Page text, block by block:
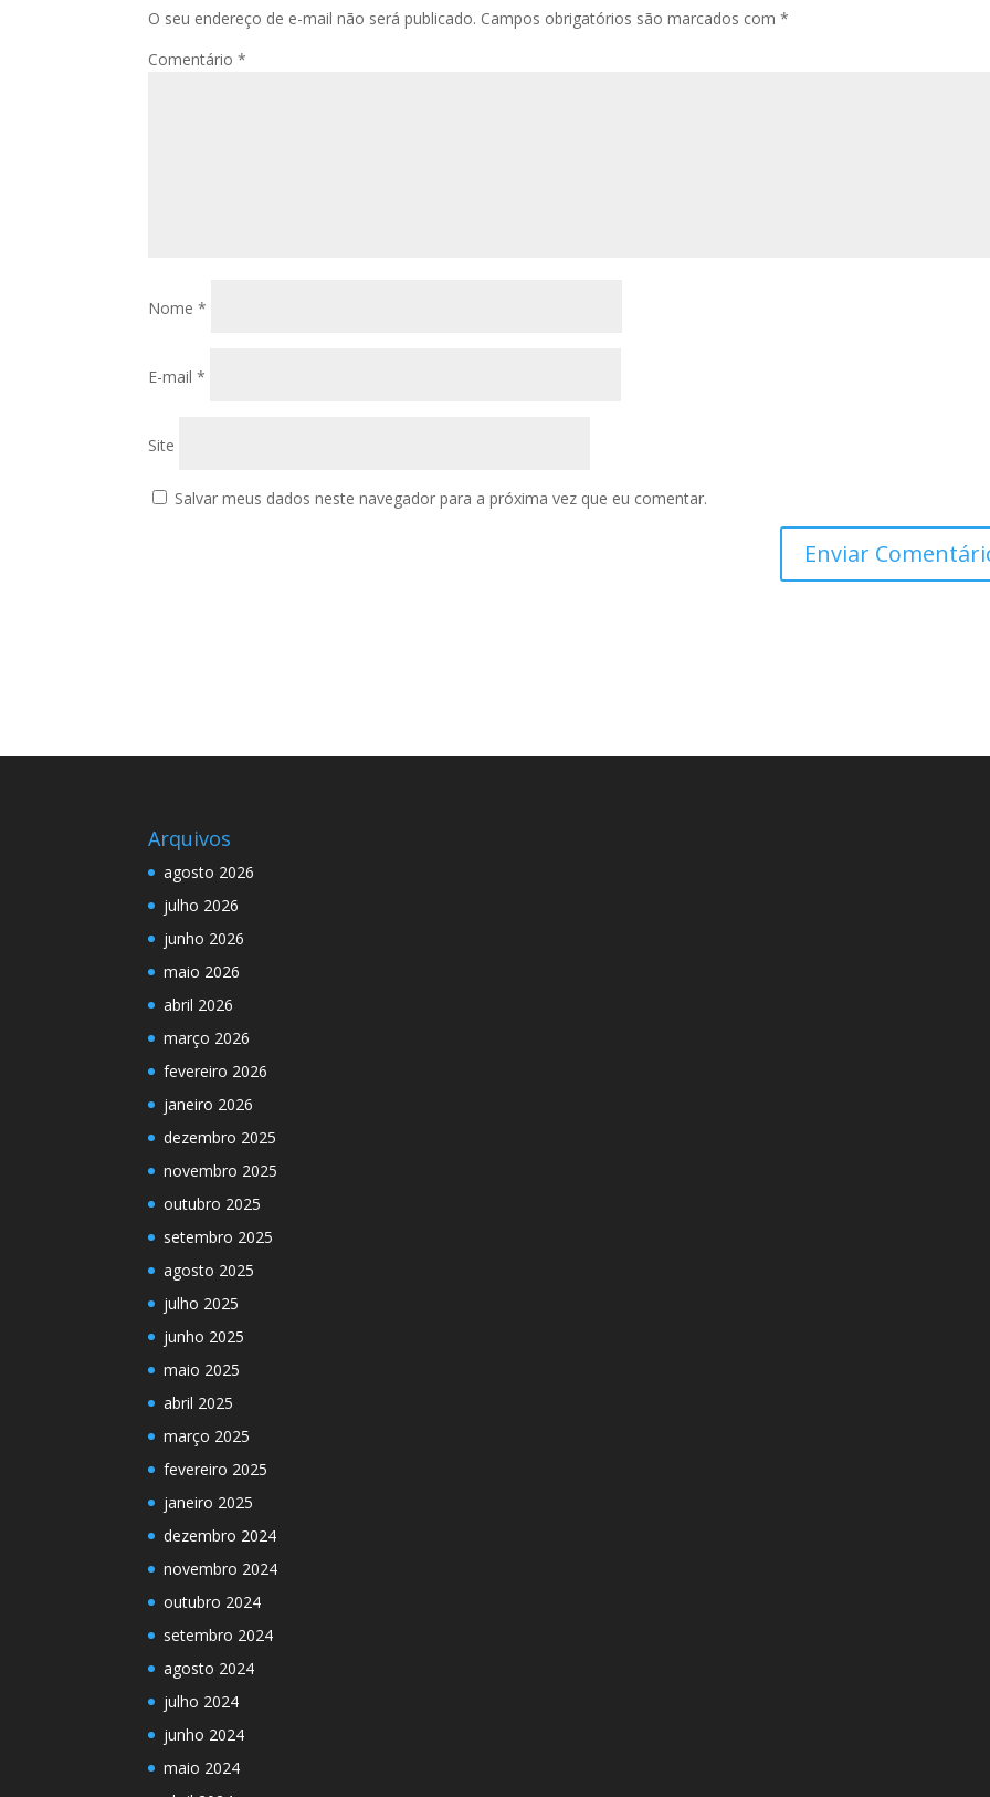
O seu endereço de e-mail não será publicado. Campos obrigatórios são marcados com*
Comentário*
Nome*
E-mail*
Site
Salvar meus dados neste navegador para a próxima vez que eu comentar.
Arquivos
agosto 2026
julho 2026
junho 2026
maio 2026
abril 2026
março 2026
fevereiro 2026
janeiro 2026
dezembro 2025
novembro 2025
outubro 2025
setembro 2025
agosto 2025
julho 2025
junho 2025
maio 2025
abril 2025
março 2025
fevereiro 2025
janeiro 2025
dezembro 2024
novembro 2024
outubro 2024
setembro 2024
agosto 2024
julho 2024
junho 2024
maio 2024